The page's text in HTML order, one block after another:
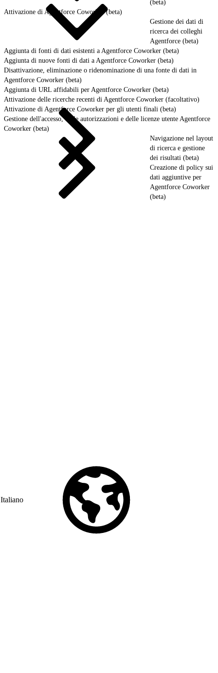
(beta)
Attivazione di Agentforce Coworker (beta)
Gestione dei dati di
ricerca dei colleghi
Agentforce (beta)
Aggiunta di fonti di dati esistenti a Agentforce Coworker (beta)
Aggiunta di nuove fonti di dati a Agentforce Coworker (beta)
Disattivazione, eliminazione o ridenominazione di una fonte di dati in
Agentforce Coworker (beta)
Aggiunta di URL affidabili per Agentforce Coworker (beta)
Attivazione delle ricerche recenti di Agentforce Coworker (facoltativo)
Attivazione di Agentforce Coworker per gli utenti finali (beta)
Gestione dell'accesso, delle autorizzazioni e delle licenze utente Agentforce
Coworker (beta)
Navigazione nel layout
di ricerca e gestione
dei risultati (beta)
Creazione di policy sui
dati aggiuntive per
Agentforce Coworker
(beta)
Italiano